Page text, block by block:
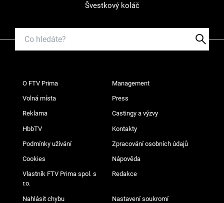
Švestkový koláč
O FTV Prima Management
Volná místa Press
Reklama Castingy a výzvy
HbbTV Kontakty
Podmínky užívání Zpracování osobních údajů
Cookies Nápověda
Vlastník FTV Prima spol. s
r.o.
Redakce
Nahlásit chybu Nastavení soukromí